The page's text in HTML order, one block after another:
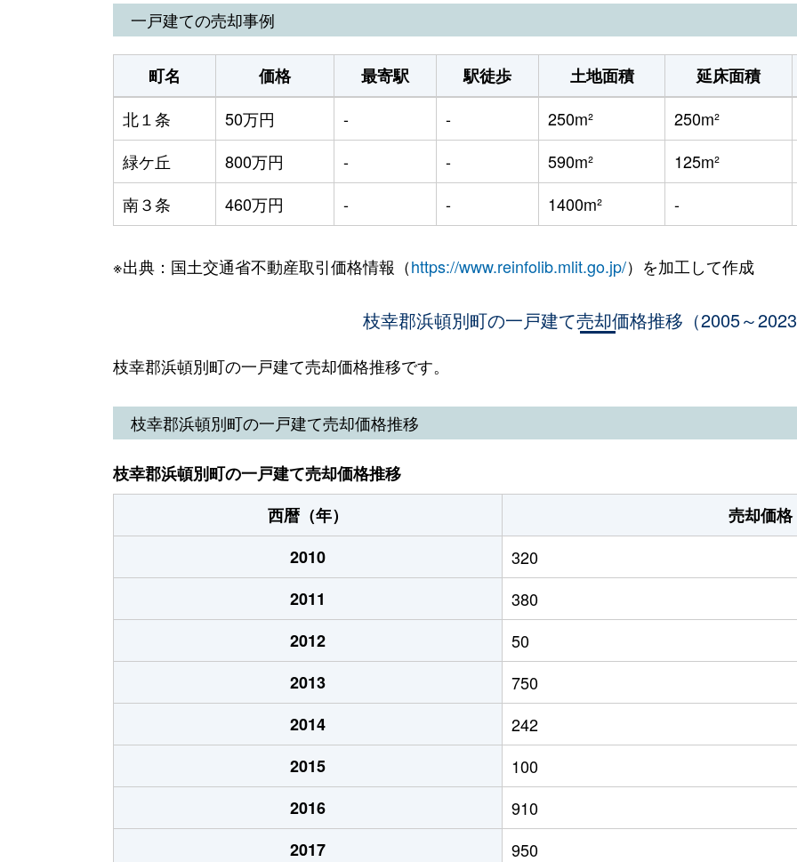
一戸建ての売却事例
町名 価格 最寄駅 駅徒歩 土地面積
延床面積
北１条
50万円 - - 250m²
250m²
緑ケ丘
800万円 - - 590m²
125m²
南３条
460万円 - - 1400m² -
※出典：国土交通省不動産取引価格情報（https://www.reinfolib.mlit.go.jp/）を加工して作成
枝幸郡浜頓別町の一戸建て売却価格推移（2005～
枝幸郡浜頓別町の一戸建て売却価格推移です。
枝幸郡浜頓別町の一戸建て売却価格推移
枝幸郡浜頓別町の一戸建て売却価格推移
西暦（年）
売却価
2010
320
2011
380
2012
50
2013
750
2014
242
2015
100
2016
910
2017
950